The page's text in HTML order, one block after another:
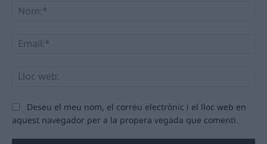
Deseu el meu nom, el correu electrònic i el lloc web en
aquest navegador per a la propera vegada que comenti.